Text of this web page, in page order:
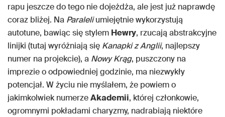
rapu jeszcze do tego nie dojeżdża, ale jest już naprawdę
coraz bliżej. Na Paraleliumiejętnie wykorzystują
autotune, bawiąc się stylem Hewry, rzucają abstrakcyjne
linijki (tutaj wyróżniają się Kanapki z Anglii, najlepszy
numer na projekcie), a Nowy Krąg, puszczony na
imprezie o odpowiedniej godzinie, ma niezwykły
potencjał. W życiu nie myślałem, że powiem o
jakimkolwiek numerzeAkademii, której członkowie,
ogromnymi pokładami charyzmy, nadrabiają niektóre